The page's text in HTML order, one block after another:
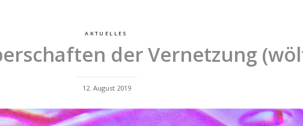
AKTUELLES
der Vernetzung
12. August 2019